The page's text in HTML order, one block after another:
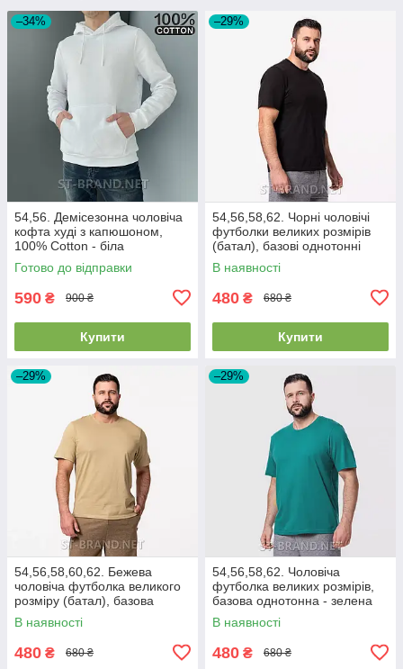
–34%
54,56. Демісезонна чоловіча
кофта худі з капюшоном,
100% Cotton - біла
Готово до відправки
590 ₴ 900 ₴
Купити
–29%
54,56,58,62. Чорні чоловічі
футболки великих розмірів
(батал), базові однотонні
В наявності
480 ₴ 680 ₴
Купити
–29%
54,56,58,60,62. Бежева
чоловіча футболка великого
розміру (батал), базова
однотонна
В наявності
480 ₴ 680 ₴
–29%
54,56,58,62. Чоловіча
футболка великих розмірів,
базова однотонна - зелена
(морська хвиля)
В наявності
480 ₴ 680 ₴